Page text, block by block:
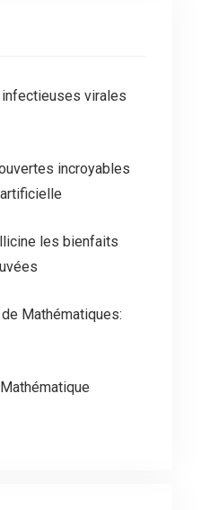
infectieuses virales
incroyables
les bienfaits
Mathématiques: